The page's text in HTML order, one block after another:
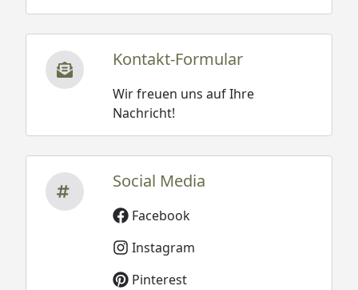
Kontakt-Formular
Wir freuen uns auf Ihre
Nachricht!
Social Media
Facebook
Instagram
Pinterest